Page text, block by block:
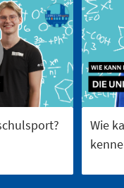
Wie